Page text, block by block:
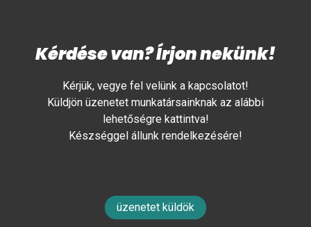
Kérdése van? Írjon nekünk!
Kérjük, vegye fel velünk a kapcsolatot!
Küldjön üzenetet munkatársainknak az alábbi
lehetőségre kattintva!
Készséggel állunk rendelkezésére!
üzenetet küldök